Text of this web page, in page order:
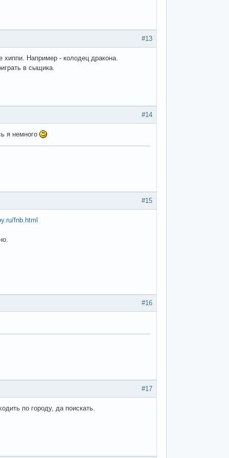
#13
Например - колодец дракона.
в сыщика.
#14
я немного
#15
fnb.html
#16
#17
по городу, да поискать.